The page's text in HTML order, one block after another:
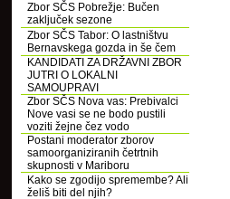
Zbor SČS Pobrežje: Bučen
zaključek sezone
Zbor SČS Tabor: O lastništvu
Bernavskega gozda in še čem
KANDIDATI ZA DRŽAVNI ZBOR
JUTRI O LOKALNI
SAMOUPRAVI
Zbor SČS Nova vas: Prebivalci
Nove vasi se ne bodo pustili
voziti žejne čez vodo
Postani moderator zborov
samoorganiziranih četrtnih
skupnosti v Mariboru
Kako se zgodijo spremembe? Ali
želiš biti del njih?